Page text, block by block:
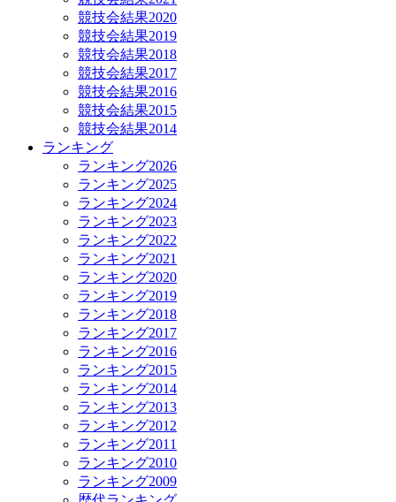
競技会結果2020
競技会結果2019
競技会結果2018
競技会結果2017
競技会結果2016
競技会結果2015
競技会結果2014
ランキング
ランキング2026
ランキング2025
ランキング2024
ランキング2023
ランキング2022
ランキング2021
ランキング2020
ランキング2019
ランキング2018
ランキング2017
ランキング2016
ランキング2015
ランキング2014
ランキング2013
ランキング2012
ランキング2011
ランキング2010
ランキング2009